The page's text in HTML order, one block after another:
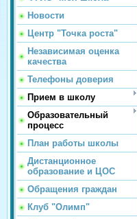
Новости
Центр "Точка роста"
Независимая оценка
качества
Телефоны доверия
Прием в школу
Образовательный
процесс
План работы школы
Дистанционное
образование и ЦОС
Обращения граждан
Клуб "Олимп"